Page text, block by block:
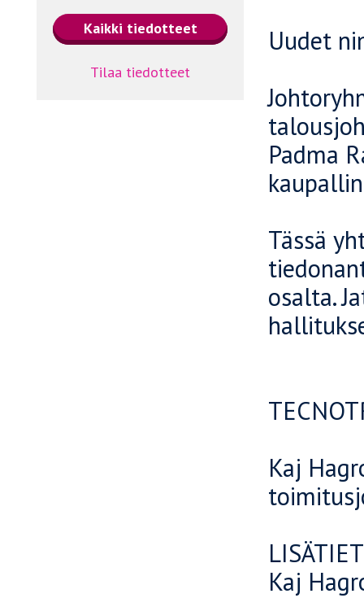
Tilaa tiedotteet
Uudet
Padma
Tässä
osalta.
Kaj
Kaj